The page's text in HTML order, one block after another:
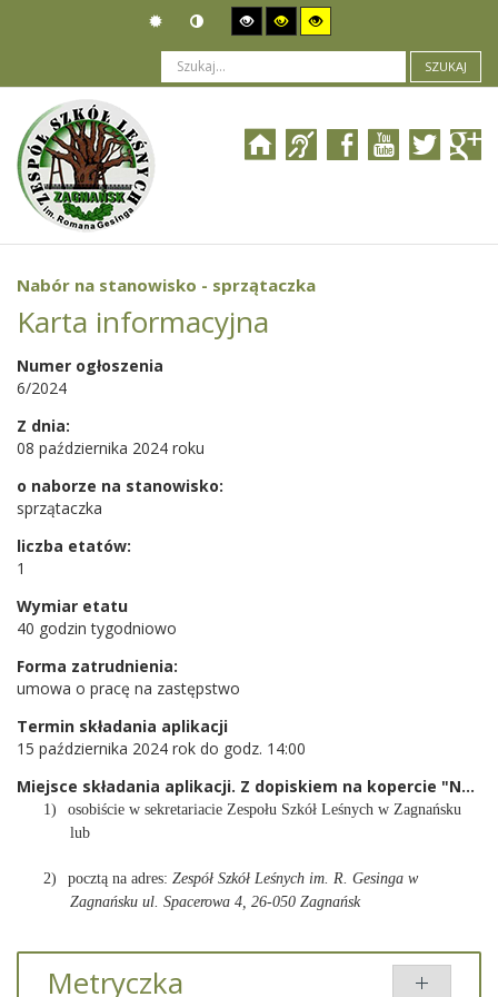
SZUKAJ
Jesteś tutaj: Ogłoszenia
Nabór na stanowisko - sprzątaczka
Nabór na stanowisko - sprzątaczka
Karta informacyjna
Numer ogłoszenia
6/2024
Z dnia:
08 października 2024 roku
o naborze na stanowisko:
sprzątaczka
liczba etatów:
1
Wymiar etatu
40 godzin tygodniowo
Forma zatrudnienia:
umowa o pracę na zastępstwo
Termin składania aplikacji
15 października 2024 rok do godz. 14:00
Miejsce składania aplikacji. Z dopiskiem na kopercie "Nabór na stanowisko sprzątaczki"
1)
osobiście w sekretariacie Zespołu Szkół Leśnych w Zagnańsku
lub
2) pocztą na adres: Zespół Szkół Leśnych im. R. Gesinga w
Zagnańsku ul. Spacerowa 4, 26-050 Zagnańsk
Metryczka